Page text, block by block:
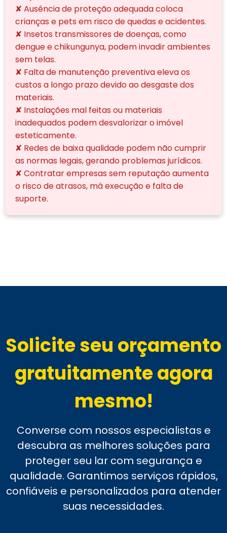
✘ Ausência de proteção adequada coloca
crianças e pets em risco de quedas e acidentes.
✘ Insetos transmissores de doenças, como
dengue e chikungunya, podem invadir ambientes
sem telas.
✘ Falta de manutenção preventiva eleva os
custos a longo prazo devido ao desgaste dos
materiais.
✘ Instalações mal feitas ou materiais
inadequados podem desvalorizar o imóvel
esteticamente.
✘ Redes de baixa qualidade podem não cumprir
as normas legais, gerando problemas jurídicos.
✘ Contratar empresas sem reputação aumenta
o risco de atrasos, má execução e falta de
suporte.
Solicite seu orçamento
gratuitamente agora
mesmo!
Converse com nossos especialistas e
descubra as melhores soluções para
proteger seu lar com segurança e
qualidade. Garantimos serviços rápidos,
confiáveis e personalizados para atender
suas necessidades.